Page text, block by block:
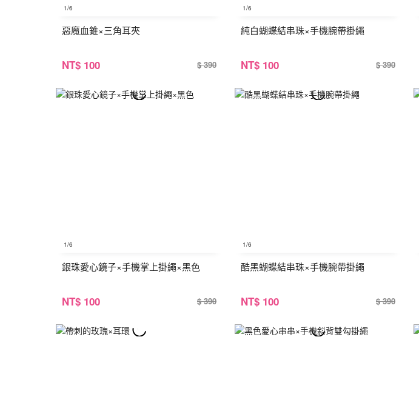
1/6
惡魔血錐×三角耳夾
NT$ 100 $ 390
1/6
純白蝴蝶結串珠×手機腕帶掛繩
NT$ 100 $ 390
1/6
銀珠愛心鏡子×手機掌上掛繩×黑色
NT$ 100 $ 390
1/6
酷黑蝴蝶結串珠×手機腕帶掛繩
NT$ 100 $ 390